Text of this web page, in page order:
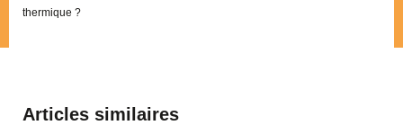
thermique ?
Articles similaires